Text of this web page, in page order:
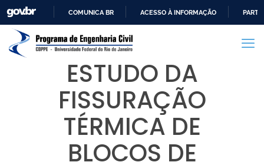
PARA
CONTEÚDO
COMUNICA BR ACESSO À INFORMAÇÃO
ESTUDO DA
FISSURAÇÃO
TÉRMICA DE
BLOCOS DE